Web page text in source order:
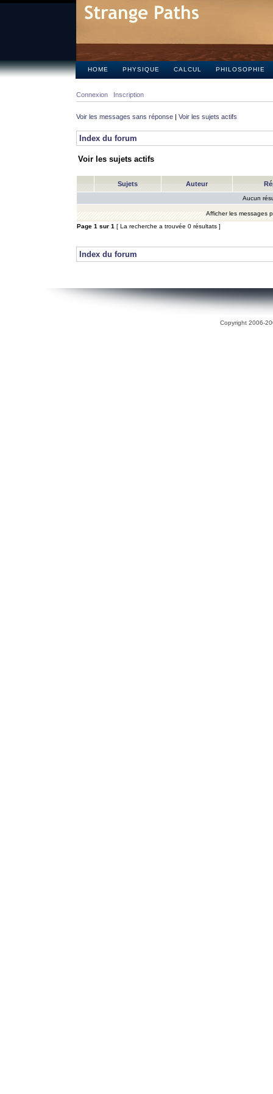
HOME PHYSIQUE CALCUL PHILOSOPHIE
Connexion Inscription
Voir les messages sans réponse | Voir les sujets actifs
Index du forum
Voir les sujets actifs
Sujets Auteur
Aucun
Afficher les messages
Page 1 sur 1 [ La recherche a trouvée 0 résultats ]
Index du forum
Copyright 2006-